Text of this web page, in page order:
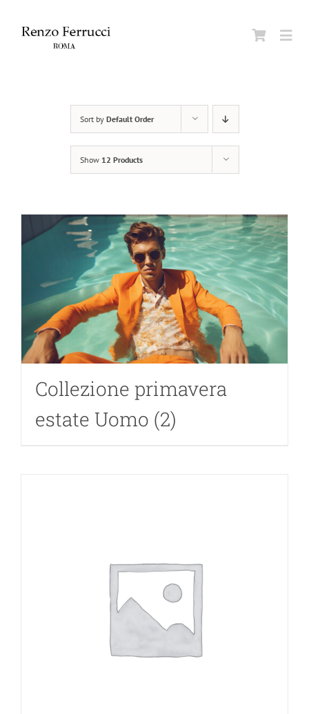
Living
Sort by Default Order
Show 12 Products
Collezione primavera
estate Uomo (2)